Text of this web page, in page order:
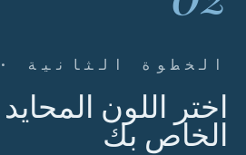
الخطوة الثانية
اختر اللون
الخاص بك